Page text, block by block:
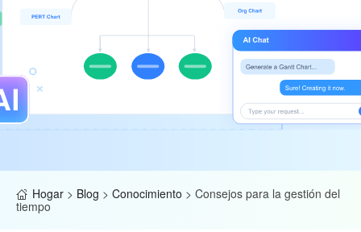
Hogar > Blog > Conocimiento > Consejos para la gestión del
tiempo